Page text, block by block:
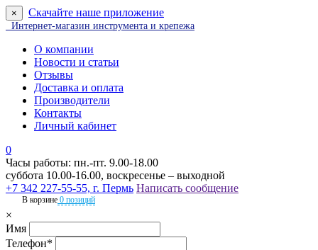
× Скачайте наше приложение
Интернет-магазин инструмента и крепежа
О компании
Новости и статьи
Отзывы
Доставка и оплата
Производители
Контакты
Личный кабинет
0
Часы работы: пн.-пт. 9.00-18.00
суббота 10.00-16.00, воскресенье – выходной
+7 342 227-55-55, г. Пермь Написать сообщение
В корзине 0 позиций
×
Имя
Телефон*